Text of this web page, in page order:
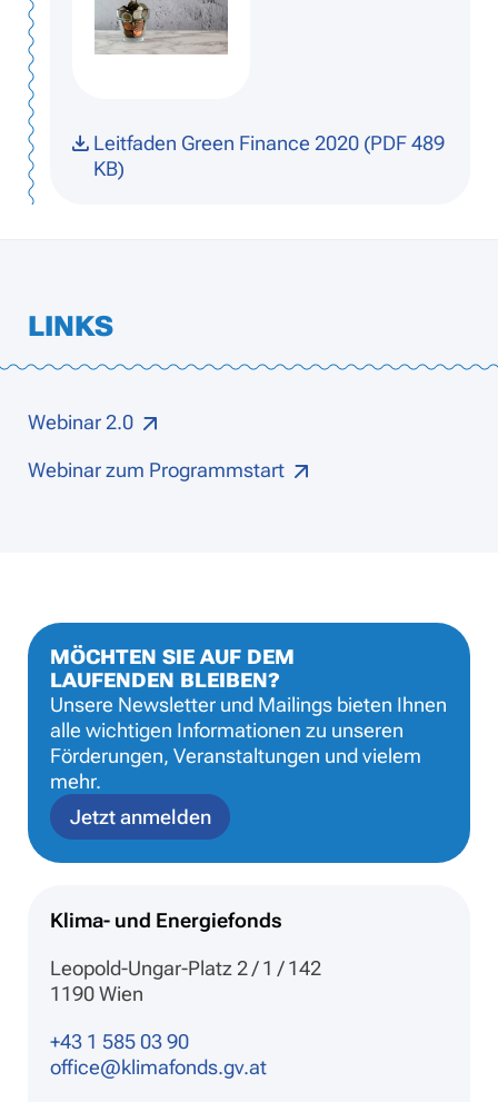
Leitfaden Green Finance 2020 (PDF 489
KB)
LINKS
Webinar 2.0
Webinar zum Programmstart
MÖCHTEN SIE AUF DEM
LAUFENDEN BLEIBEN?
Unsere Newsletter und Mailings bieten Ihnen
alle wichtigen Informationen zu unseren
Förderungen, Veranstaltungen und vielem
mehr.
Jetzt anmelden
Klima- und Energiefonds
Leopold-Ungar-Platz 2 / 1 / 142
1190 Wien
+43 1 585 03 90
office@klimafonds.gv.at